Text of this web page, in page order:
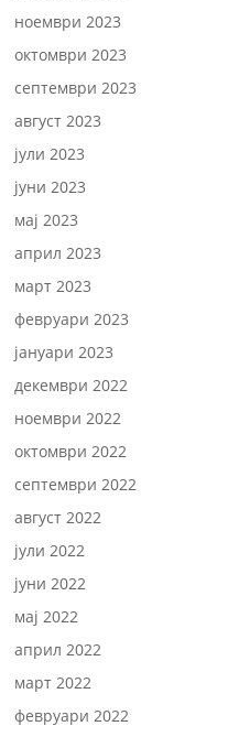
ноември 2023
октомври 2023
септември 2023
август 2023
јули 2023
јуни 2023
мај 2023
април 2023
март 2023
февруари 2023
јануари 2023
декември 2022
ноември 2022
октомври 2022
септември 2022
август 2022
јули 2022
јуни 2022
мај 2022
април 2022
март 2022
февруари 2022